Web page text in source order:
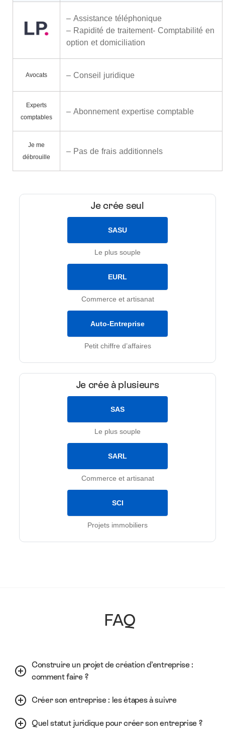
– Assistance téléphonique
– Rapidité de traitement- Comptabilité en
option et domiciliation
Avocats – Conseil juridique
Experts
comptables
– Abonnement expertise comptable
Je me
débrouille
– Pas de frais additionnels
Je crée seul
SASU
Le plus souple
EURL
Commerce et artisanat
Auto-Entreprise
Petit chiffre d’affaires
Je crée à plusieurs
SAS
Le plus souple
SARL
Commerce et artisanat
SCI
Projets immobiliers
FAQ
Construire un projet de création d’entreprise :
comment faire ?
Créer son entreprise : les étapes à suivre
Quel statut juridique pour créer son entreprise ?